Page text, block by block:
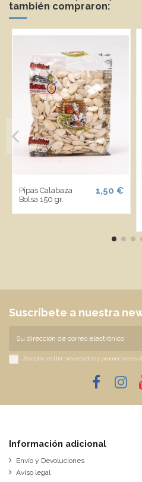
también compraron:
Pipas Calabaza
Bolsa 150 gr.
1,50 €
Suscríbete a nuestra
Acepto recibir novedades y promociones
Información adicional
Envío y Devoluciones
Aviso legal